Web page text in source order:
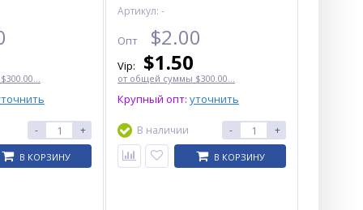
- +
В КОРЗИНУ
Артикул: -
Опт $2.00
Vip: $1.50
от общей суммы $300.00...
Крупный опт: уточнить
В наличии - +
В КОРЗИНУ